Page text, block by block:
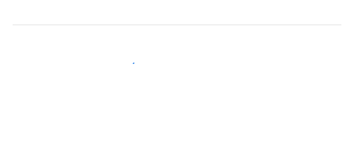
Pridružite se domaćinima poput vas